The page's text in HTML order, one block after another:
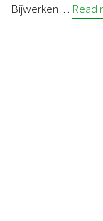
Bijwerken… Read